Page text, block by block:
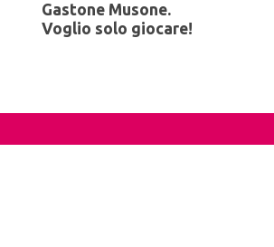
Gastone Musone.
Voglio solo giocare!